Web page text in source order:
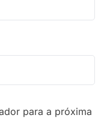
para a próxima